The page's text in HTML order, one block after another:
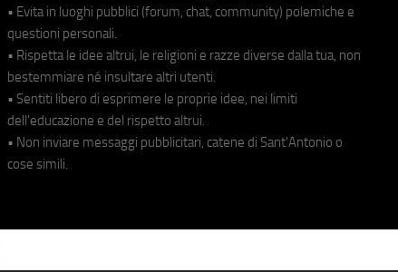
• Evita in luoghi pubblici (forum, chat, community) polemiche e
questioni personali.
• Rispetta le idee altrui, le religioni e razze diverse dalla tua, non
bestemmiare né insultare altri utenti.
• Sentiti libero di esprimere le proprie idee, nei limiti
dell'educazione e del rispetto altrui.
• Non inviare messaggi pubblicitari, catene di Sant'Antonio o
cose simili.